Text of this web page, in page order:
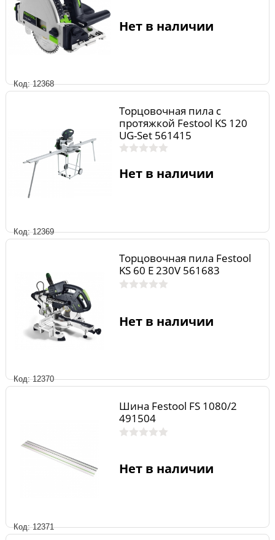
Код: 12368
Нет в наличии
Код: 12369
Торцовочная пила с
протяжкой Festool KS 120
UG-Set 561415
Нет в наличии
Код: 12370
Торцовочная пила Festool
KS 60 E 230V 561683
Нет в наличии
Код: 12371
Шина Festool FS 1080/2
491504
Нет в наличии